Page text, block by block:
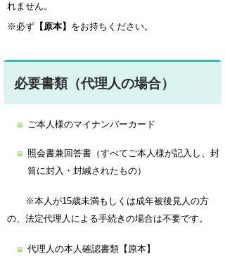
れません。
※必ず 【原本】 をお持ちください。
必要書類（代理人の場合）
ご本人様のマイナンバーカード
照会書兼回答書（すべてご本人様が記入し、封
筒に封入・封緘されたもの）
※本人が15歳未満もしくは成年被後見人の方
の、法定代理人による手続きの場合は不要です。
代理人の本人確認書類【原本】